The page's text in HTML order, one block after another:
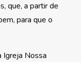
que, a partir de
para que o
Igreja Nossa